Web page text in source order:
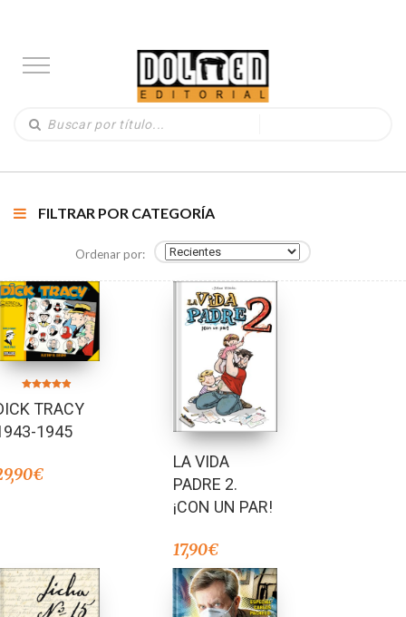
FILTRAR POR CATEGORÍA
Ordenar por:
4.88
de 5 TRACY
1945
€
LA VIDA
PADRE 2.
¡CON UN PAR!
17,90€